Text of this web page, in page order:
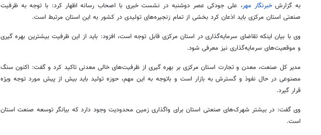
به گزارشخبرنگار مهر، علی جودکی عصر دوشنبه در نشست خبری با اصحاب رسانه اظهار کرد: با توجه به ظرفیت
صنعتی استان مرکزی باید اذعان کرد بخشی از تمام زنجیره‌های تولیدی در کشور به این استان مرتبط است.
وی با بیان اینکه تقاضای سرمایه‌گذاری در استان مرکزی قابل توجه است، افزود: باید از این ظرفیت بیشترین بهره گیری
و موقعیت‌های سرمایه‌گذاری نیز معرفی شود.
مدیر کل صنعت، معدن و تجارت استان مرکزی بر بهره گیریاز ظرفیت‌های خالی معدنی تاکید کرد و گفت: اکنون سنگ
مصنوعی در حال نفوذ و گسترش به بازار است و باتوجه به این مهم، حوزه تولید باید بیش از پیش مورد توجه ویژه
قرار گیرد.
وی گفت: در بیشتر شهرک‌های صنعتی استان برای واگذاری زمین محدودیت وجود دارد که بیانگر توسعه صنعت استان
است.